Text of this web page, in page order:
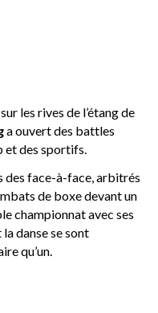
les rives de l’étang de
a ouvert des battles
et des sportifs.
des face-à-face, arbitrés
de boxe devant un
championnat avec ses
danse se sont
qu’un.